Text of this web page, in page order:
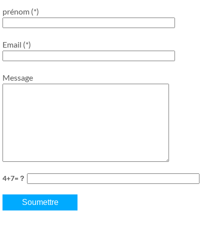
prénom (*)
Email (*)
Message
4+7=？